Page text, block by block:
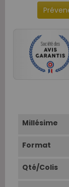
Millésime
Format
Qté/Colis